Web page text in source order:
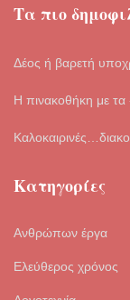
Τα πιο
Δέος ή βαρετή
Η πινακοθήκη με
Κατηγορίες
Ανθρώπων έργα
Ελεύθερος χρόνος